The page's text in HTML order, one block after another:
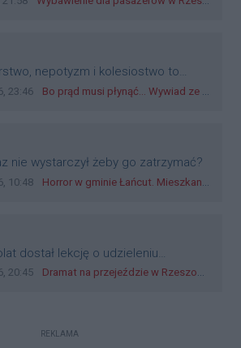
dadzą radę. Albo ogarną, jak to
ludzie mówią.
nepotyzm i kolesiostwo to
pge dystrybucja rzeszów, takie ***e
komentarza:
23:46 Źródło komentarza:
Bo prąd musi płynąć... Wywiad ze Zbigniewem Możdżeniem - Dyrektorem Generalnym Oddziału PGE Dystrybucja w Rzeszowie
nie wystarczył żeby go zatrzymać?
komentarza:
10:48 Źródło komentarza:
Horror w gminie Łańcut. Mieszkaniec Rzeszowa terroryzował rodzinę nożem i zaatakował policjantów! [VIDEO]
dostał lekcję o udzieleniu
komentarza:
20:45 Źródło komentarza:
Dramat na przejeździe w Rzeszowie. 16-latek na hulajnodze wjechał wprost pod szynobus
REKLAMA